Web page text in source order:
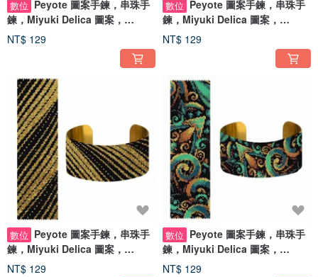
數位 Peyote 圖案手鍊，串珠手
鍊，Miyuki Delica 圖案，
Peyote Stitch
NT$ 129
數位 Peyote 圖案手鍊，串珠手
鍊，Miyuki Delica 圖案，
Peyote Stitch
NT$ 129
數位 Peyote 圖案手鍊，串珠手
鍊，Miyuki Delica 圖案，
Peyote Stitch
NT$ 129
數位 Peyote 圖案手鍊，串珠手
鍊，Miyuki Delica 圖案，
Peyote Stitch
NT$ 129